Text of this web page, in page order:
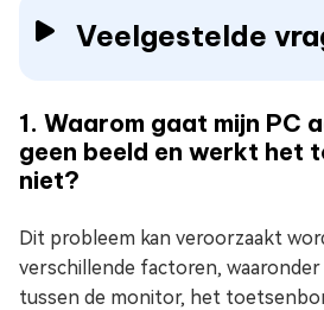
Veelgestelde
1. Waarom gaat mijn PC
geen beeld en werkt het
niet?
Dit probleem kan veroorzaakt
verschillende factoren,
tussen de monitor, het